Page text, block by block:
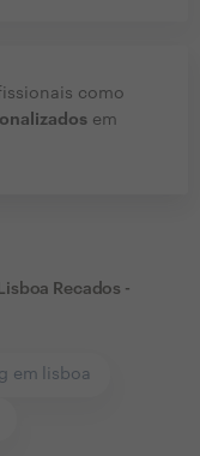
como
em
Lisboa Recados -
em lisboa